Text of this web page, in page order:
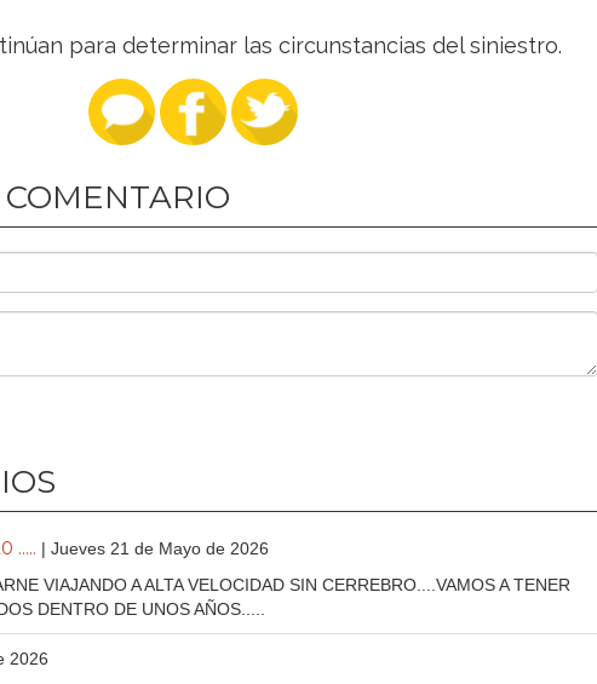
para determinar las circunstancias del siniestro.
..... | Jueves 21 de Mayo de 2026
VIAJANDO A ALTA VELOCIDAD SIN CERREBRO....VAMOS A TENER
DENTRO DE UNOS AÑOS.....
2026